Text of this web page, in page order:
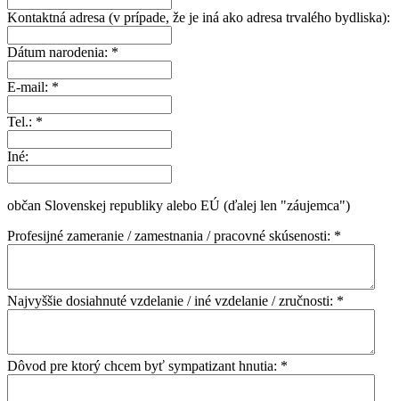
Kontaktná adresa (v prípade, že je iná ako adresa trvalého bydliska):
Dátum narodenia: *
E-mail: *
Tel.: *
Iné:
občan Slovenskej republiky alebo EÚ (ďalej len "záujemca")
Profesijné zameranie / zamestnania / pracovné skúsenosti: *
Najvyššie dosiahnuté vzdelanie / iné vzdelanie / zručnosti: *
Dôvod pre ktorý chcem byť sympatizant hnutia: *